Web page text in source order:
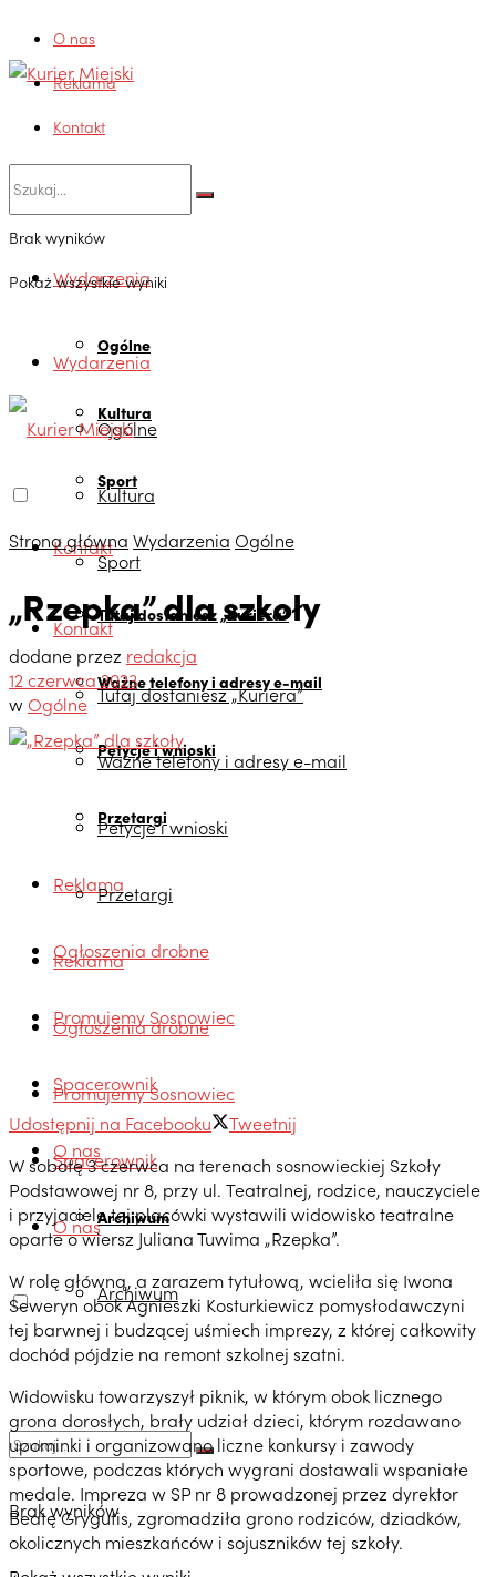
O nas
Reklama
Kontakt
Brak wyników
Pokaż wszystkie wyniki
Wydarzenia
Ogólne
Kultura
Sport
Kontakt
Tutaj dostaniesz „Kuriera”
Ważne telefony i adresy e-mail
Petycje i wnioski
Przetargi
Reklama
Ogłoszenia drobne
Promujemy Sosnowiec
Spacerownik
O nas
Archiwum
Wydarzenia
Ogólne
Kultura
Sport
Kontakt
Tutaj dostaniesz „Kuriera”
Ważne telefony i adresy e-mail
Petycje i wnioski
Przetargi
Reklama
Ogłoszenia drobne
Promujemy Sosnowiec
Spacerownik
O nas
Archiwum
Brak wyników
Strona główna Wydarzenia Ogólne
„Rzepka” dla szkoły
dodane przez redakcja
12 czerwca 2023
wOgólne
Udostępnij na Facebooku
Tweetnij
W sobotę 3 czerwca na terenach sosnowieckiej Szkoły
Podstawowej nr 8, przy ul. Teatralnej, rodzice, nauczyciele
i przyjaciele tej placówki wystawili widowisko teatralne
oparte o wiersz Juliana Tuwima „Rzepka”.
W rolę główną, a zarazem tytułową, wcieliła się Iwona
Seweryn obok Agnieszki Kosturkiewicz pomysłodawczyni
tej barwnej i budzącej uśmiech imprezy, z której całkowity
dochód pójdzie na remont szkolnej szatni.
Widowisku towarzyszył piknik, w którym obok licznego
grona dorosłych, brały udział dzieci, którym rozdawano
upominki i organizowano liczne konkursy i zawody
sportowe, podczas których wygrani dostawali wspaniałe
medale. Impreza w SP nr 8 prowadzonej przez dyrektor
Beatę Grygutis, zgromadziła grono rodziców, dziadków,
okolicznych mieszkańców i sojuszników tej szkoły.